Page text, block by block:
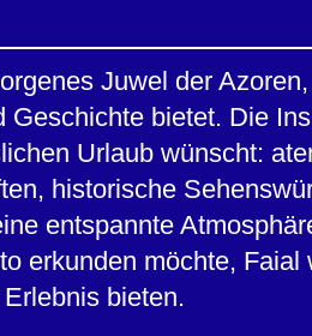
Juwel der
Geschichte bietet. Die
Urlaub wünscht:
historische
entspannte
erkunden möchte, Faial
bieten.